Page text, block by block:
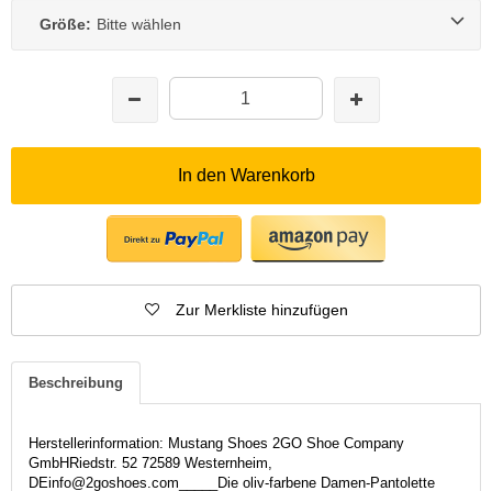
Größe: Bitte wählen
In den Warenkorb
Zur Merkliste hinzufügen
Beschreibung
Herstellerinformation: Mustang Shoes 2GO Shoe Company
GmbHRiedstr. 52 72589 Westernheim,
DEinfo@2goshoes.com_____Die oliv-farbene Damen-Pantolette